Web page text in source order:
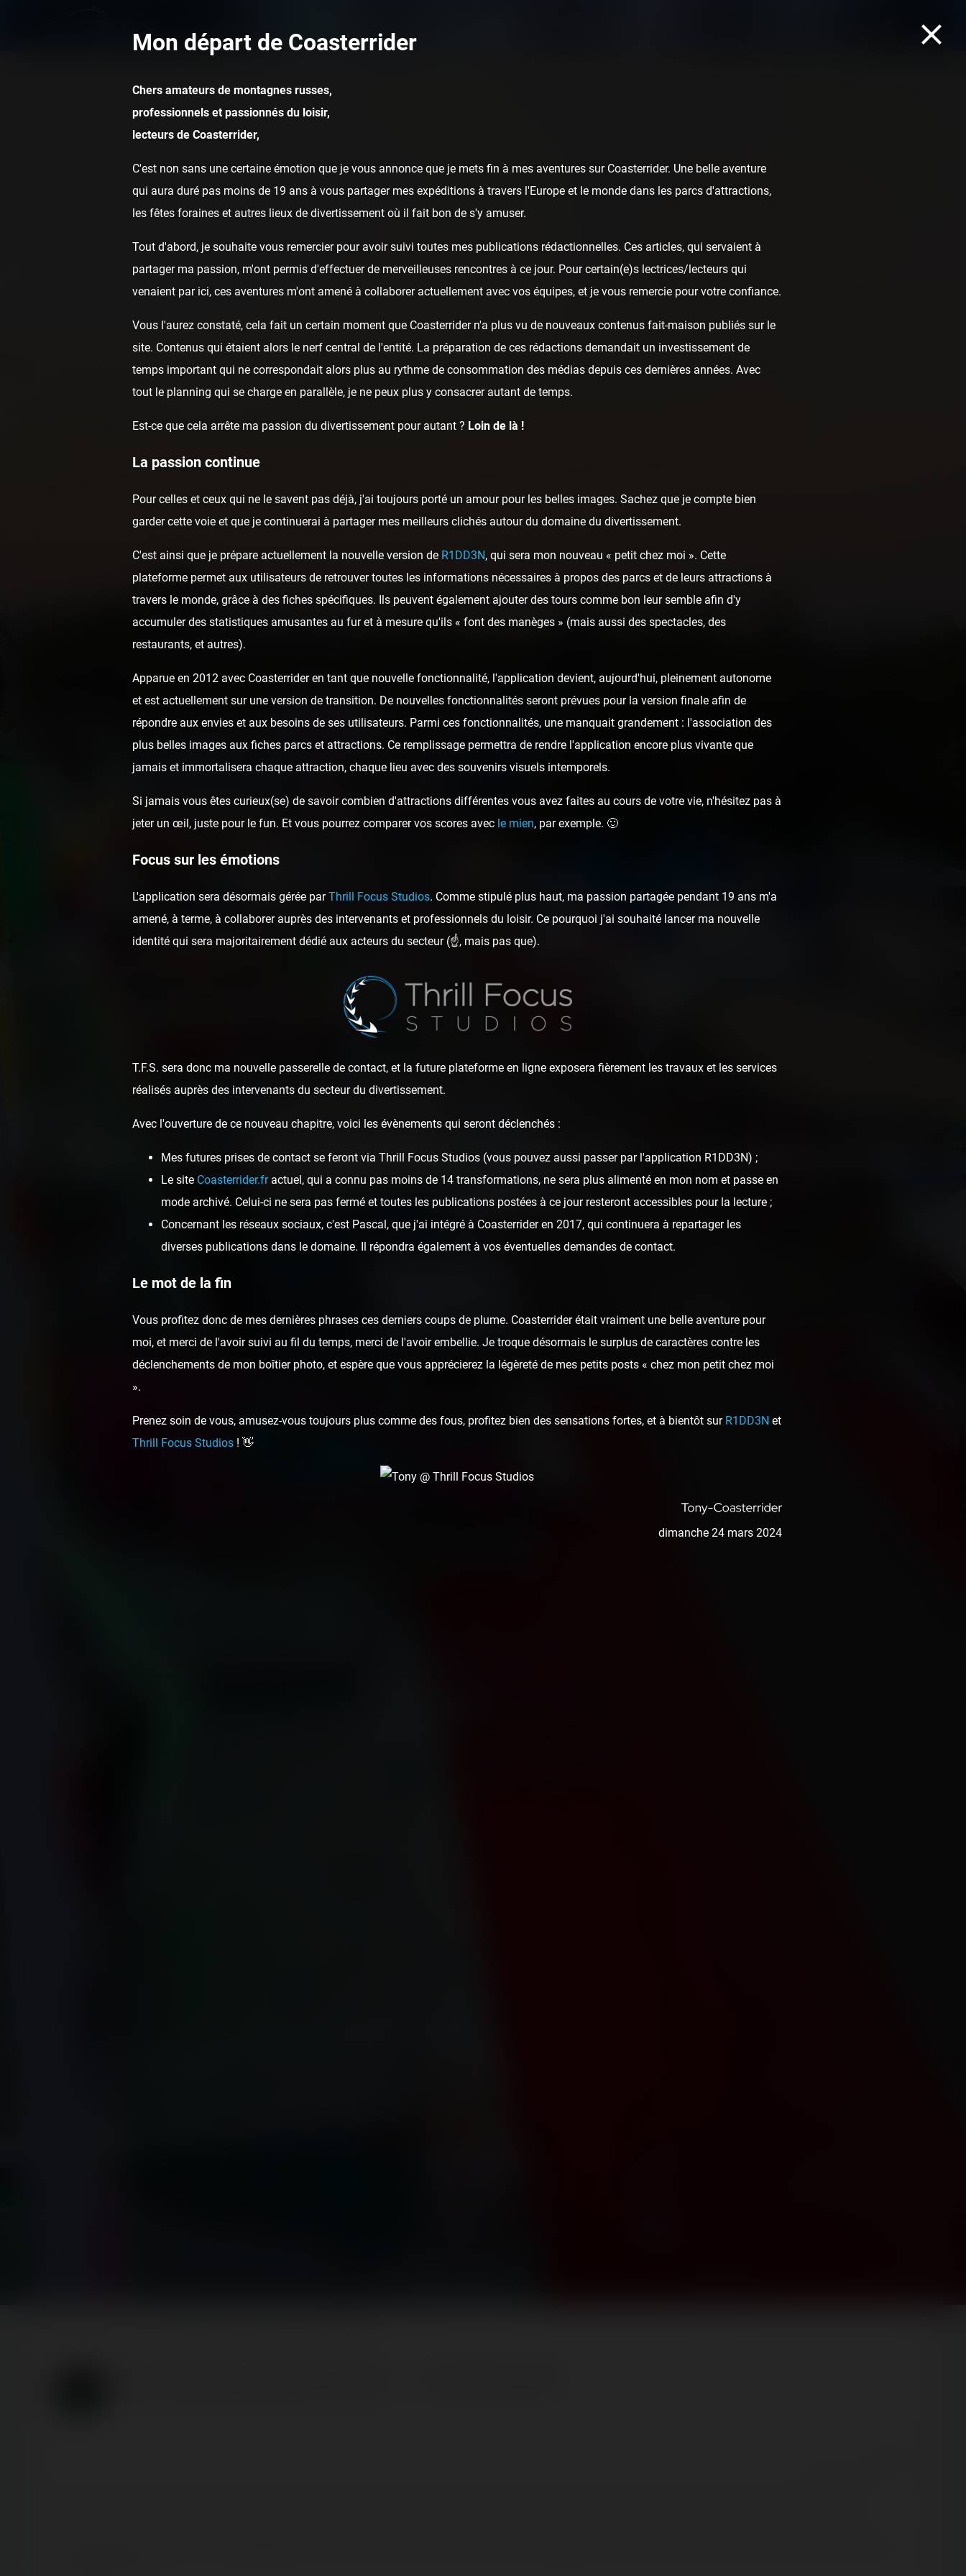
Fête à Neu-Neu (Neuilly-sur-Seine) — 11 septembre
2020
Mon départ de Coasterrider
Chers amateurs de montagnes russes,
professionnels et passionnés du loisir,
lecteurs de Coasterrider,
C'est non sans une certaine émotion que je vous annonce que je mets fin à mes aventures sur Coasterrider. Une belle aventure
qui aura duré pas moins de 19 ans à vous partager mes expéditions à travers l'Europe et le monde dans les parcs d'attractions,
les fêtes foraines et autres lieux de divertissement où il fait bon de s'y amuser.
Tout d'abord, je souhaite vous remercier pour avoir suivi toutes mes publications rédactionnelles. Ces articles, qui servaient à
partager ma passion, m'ont permis d'effectuer de merveilleuses rencontres à ce jour. Pour certain(e)s lectrices/lecteurs qui
venaient par ici, ces aventures m'ont amené à collaborer actuellement avec vos équipes, et je vous remercie pour votre confiance.
Vous l'aurez constaté, cela fait un certain moment que Coasterrider n'a plus vu de nouveaux contenus fait-maison publiés sur le
site. Contenus qui étaient alors le nerf central de l'entité. La préparation de ces rédactions demandait un investissement de
temps important qui ne correspondait alors plus au rythme de consommation des médias depuis ces dernières années. Avec
tout le planning qui se charge en parallèle, je ne peux plus y consacrer autant de temps.
Est-ce que cela arrête ma passion du divertissement pour autant ? Loin de là !
La passion continue
Pour celles et ceux qui ne le savent pas déjà, j'ai toujours porté un amour pour les belles images. Sachez que je compte bien
garder cette voie et que je continuerai à partager mes meilleurs clichés autour du domaine du divertissement.
C'est ainsi que je prépare actuellement la nouvelle version de R1DD3N, qui sera mon nouveau « petit chez moi ». Cette
plateforme permet aux utilisateurs de retrouver toutes les informations nécessaires à propos des parcs et de leurs attractions à
travers le monde, grâce à des fiches spécifiques. Ils peuvent également ajouter des tours comme bon leur semble afin d'y
accumuler des statistiques amusantes au fur et à mesure qu'ils « font des manèges » (mais aussi des spectacles, des
restaurants, et autres).
Apparue en 2012 avec Coasterrider en tant que nouvelle fonctionnalité, l'application devient, aujourd'hui, pleinement autonome
et est actuellement sur une version de transition. De nouvelles fonctionnalités seront prévues pour la version finale afin de
répondre aux envies et aux besoins de ses utilisateurs. Parmi ces fonctionnalités, une manquait grandement : l'association des
plus belles images aux fiches parcs et attractions. Ce remplissage permettra de rendre l'application encore plus vivante que
jamais et immortalisera chaque attraction, chaque lieu avec des souvenirs visuels intemporels.
Si jamais vous êtes curieux(se) de savoir combien d'attractions différentes vous avez faites au cours de votre vie, n'hésitez pas à
jeter un œil, juste pour le fun. Et vous pourrez comparer vos scores avec le mien, par exemple. 🙂
Focus sur les émotions
L'application sera désormais gérée parThrill Focus Studios. Comme stipulé plus haut, ma passion partagée pendant 19 ans m'a
amené, à terme, à collaborer auprès des intervenants et professionnels du loisir. Ce pourquoi j'ai souhaité lancer ma nouvelle
identité qui sera majoritairement dédié aux acteurs du secteur (☝️, mais pas que).
T.F.S. sera donc ma nouvelle passerelle de contact, et la future plateforme en ligne exposera fièrement les travaux et les services
réalisés auprès des intervenants du secteur du divertissement.
Avec l'ouverture de ce nouveau chapitre, voici les évènements qui seront déclenchés :
Mes futures prises de contact se feront via Thrill Focus Studios (vous pouvez aussi passer par l'application R1DD3N) ;
Le site Coasterrider.fractuel, qui a connu pas moins de 14 transformations, ne sera plus alimenté en mon nom et passe en
mode archivé. Celui-ci ne sera pas fermé et toutes les publications postées à ce jour resteront accessibles pour la lecture ;
Concernant les réseaux sociaux, c'est Pascal, que j'ai intégré à Coasterrider en 2017, qui continuera à repartager les
diverses publications dans le domaine. Il répondra également à vos éventuelles demandes de contact.
Le mot de la fin
Vous profitez donc de mes dernières phrases ces derniers coups de plume. Coasterrider était vraiment une belle aventure pour
moi, et merci de l'avoir suivi au fil du temps, merci de l'avoir embellie. Je troque désormais le surplus de caractères contre les
déclenchements de mon boîtier photo, et espère que vous apprécierez la légèreté de mes petits posts « chez mon petit chez moi
».
Prenez soin de vous, amusez-vous toujours plus comme des fous, profitez bien des sensations fortes, et à bientôt sur R1DD3N et
Thrill Focus Studios ! 👋
dimanche 24 mars 2024